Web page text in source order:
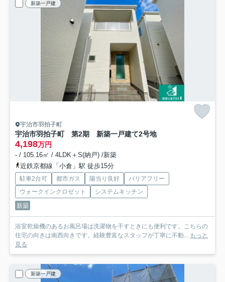
新築一戸建
宇治市羽拍子町
宇治市羽拍子町 第2期 新築一戸建て2号地
4,198万円
- / 105.16㎡ / 4LDK＋S(納戸) /新築
近鉄京都線「小倉」駅 徒歩15分
駐車2台可 都市ガス 陽当り良好
バリアフリー
ウォークインクロゼット
システムキッチン
新築
浴室乾燥機のあるお風呂場は洗濯物を干すときにも便利です。こちらの
住宅の向きは南西向きです。経験豊富なスタッフが丁寧に不動... もっと
見る
新築一戸建